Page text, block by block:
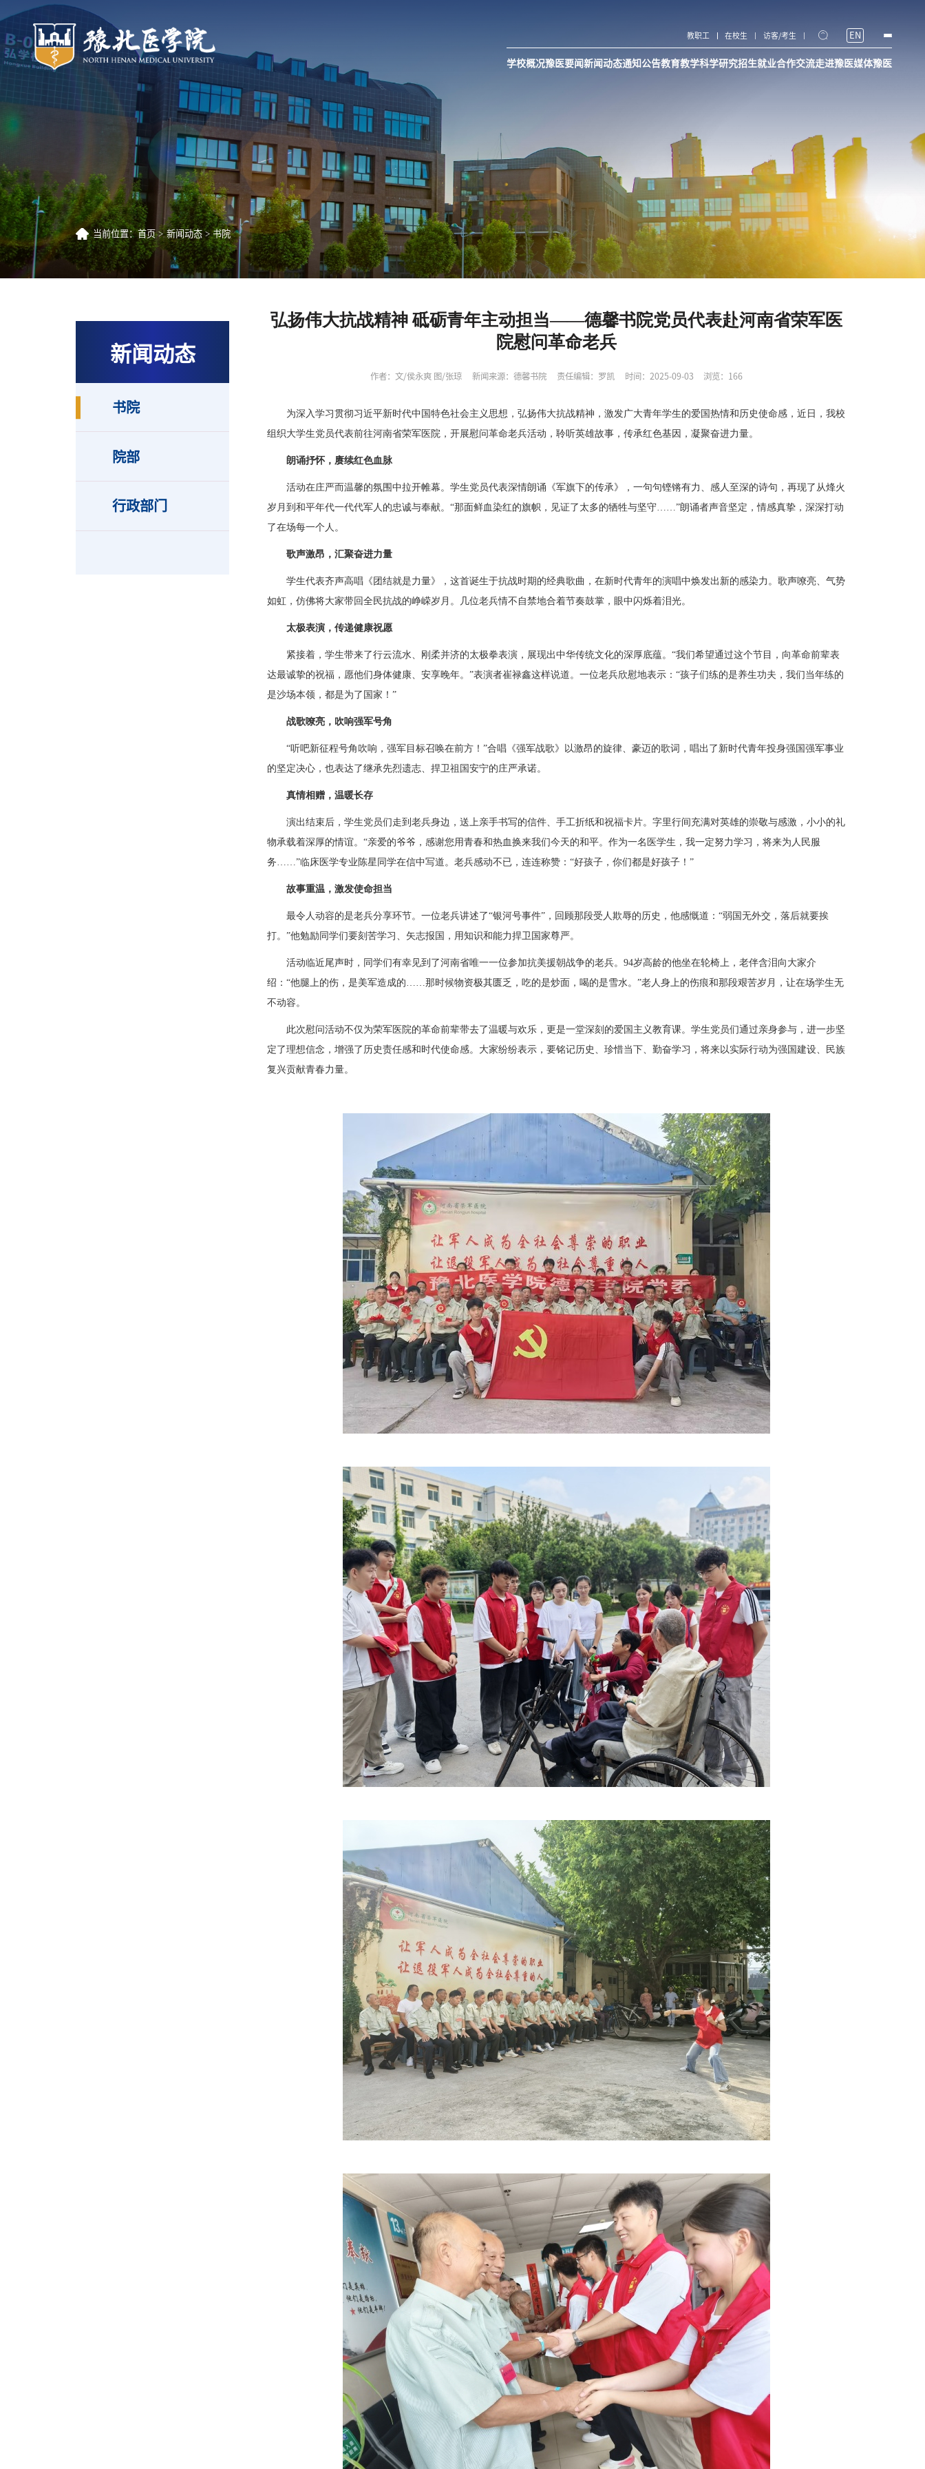
教职工 在校生 访客/考生 EN
学校概况豫医要闻新闻动态通知公告教育教学科学研究招生就业合作交流走进豫医媒体豫医
当前位置：首页 新闻动态 书院
新闻动态
书院
院部
行政部门
弘扬伟大抗战精神 砥砺青年主动担当——德馨书院党员代表赴河南省荣军医
院慰问革命老兵
作者：文/侯永爽 图/张琼 新闻来源：德馨书院 责任编辑：罗凯 时间：2025-09-03 浏览： 166
为深入学习贯彻习近平新时代中国特色社会主义思想，弘扬伟大抗战精神，激发广大青年学生的爱国热情和历史使命感，近日，我校
组织大学生党员代表前往河南省荣军医院，开展慰问革命老兵活动，聆听英雄故事，传承红色基因，凝聚奋进力量。
朗诵抒怀，赓续红色血脉
活动在庄严而温馨的氛围中拉开帷幕。学生党员代表深情朗诵《军旗下的传承》，一句句铿锵有力、感人至深的诗句，再现了从烽火
岁月到和平年代一代代军人的忠诚与奉献。“那面鲜血染红的旗帜，见证了太多的牺牲与坚守……”朗诵者声音坚定，情感真挚，深深打动
了在场每一个人。
歌声激昂，汇聚奋进力量
学生代表齐声高唱《团结就是力量》，这首诞生于抗战时期的经典歌曲，在新时代青年的演唱中焕发出新的感染力。歌声嘹亮、气势
如虹，仿佛将大家带回全民抗战的峥嵘岁月。几位老兵情不自禁地合着节奏鼓掌，眼中闪烁着泪光。
太极表演，传递健康祝愿
紧接着，学生带来了行云流水、刚柔并济的太极拳表演，展现出中华传统文化的深厚底蕴。“我们希望通过这个节目，向革命前辈表
达最诚挚的祝福，愿他们身体健康、安享晚年。”表演者崔禄鑫这样说道。一位老兵欣慰地表示：“孩子们练的是养生功夫，我们当年练的
是沙场本领，都是为了国家！”
战歌嘹亮，吹响强军号角
“听吧新征程号角吹响，强军目标召唤在前方！”合唱《强军战歌》以激昂的旋律、豪迈的歌词，唱出了新时代青年投身强国强军事业
的坚定决心，也表达了继承先烈遗志、捍卫祖国安宁的庄严承诺。
真情相赠，温暖长存
演出结束后，学生党员们走到老兵身边，送上亲手书写的信件、手工折纸和祝福卡片。字里行间充满对英雄的崇敬与感激，小小的礼
物承载着深厚的情谊。“亲爱的爷爷，感谢您用青春和热血换来我们今天的和平。作为一名医学生，我一定努力学习，将来为人民服
务……”临床医学专业陈星同学在信中写道。老兵感动不已，连连称赞：“好孩子，你们都是好孩子！”
故事重温，激发使命担当
最令人动容的是老兵分享环节。一位老兵讲述了“银河号事件”，回顾那段受人欺辱的历史，他感慨道：“弱国无外交，落后就要挨
打。”他勉励同学们要刻苦学习、矢志报国，用知识和能力捍卫国家尊严。
活动临近尾声时，同学们有幸见到了河南省唯一一位参加抗美援朝战争的老兵。94岁高龄的他坐在轮椅上，老伴含泪向大家介
绍：“他腿上的伤，是美军造成的……那时候物资极其匮乏，吃的是炒面，喝的是雪水。”老人身上的伤痕和那段艰苦岁月，让在场学生无
不动容。
此次慰问活动不仅为荣军医院的革命前辈带去了温暖与欢乐，更是一堂深刻的爱国主义教育课。学生党员们通过亲身参与，进一步坚
定了理想信念，增强了历史责任感和时代使命感。大家纷纷表示，要铭记历史、珍惜当下、勤奋学习，将来以实际行动为强国建设、民族
复兴贡献青春力量。